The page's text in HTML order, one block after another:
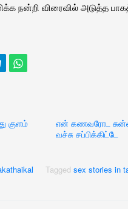
நன்றி விரைவில் அடுத்த
குளம்
என் கணவரோட
வச்சு சப்பிக்கிட்டே
Tagged sex stories in